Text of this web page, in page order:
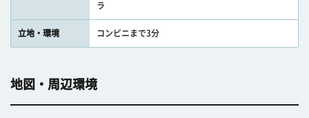
ラ
立地・環境 コンビニまで3分
地図・周辺環境